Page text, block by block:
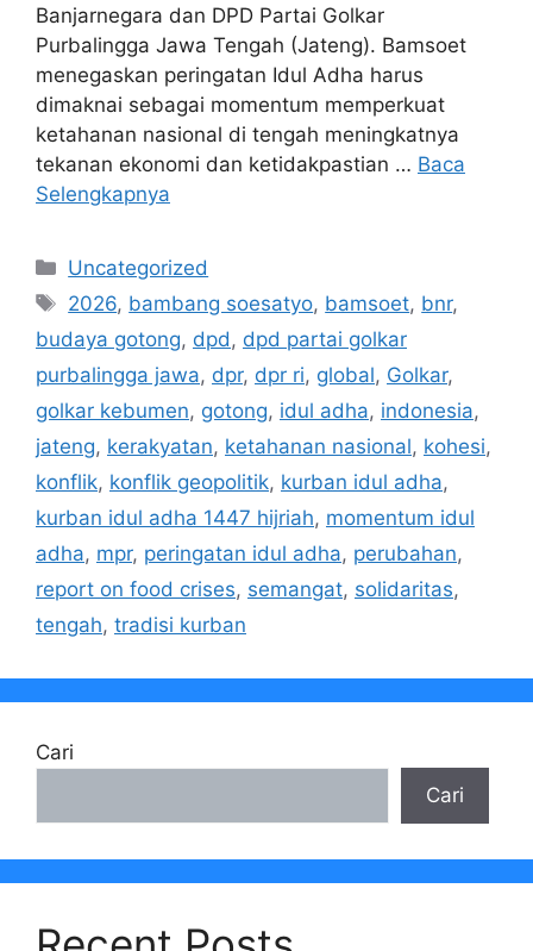
Banjarnegara dan DPD Partai Golkar
Purbalingga Jawa Tengah (Jateng). Bamsoet
menegaskan peringatan Idul Adha harus
dimaknai sebagai momentum memperkuat
ketahanan nasional di tengah meningkatnya
tekanan ekonomi dan ketidakpastian … Baca
Selengkapnya
Kategori
Uncategorized
Tag
2026, bambang soesatyo, bamsoet, bnr,
budaya gotong, dpd, dpd partai golkar
purbalingga jawa, dpr, dpr ri, global, Golkar,
golkar kebumen, gotong, idul adha, indonesia,
jateng, kerakyatan, ketahanan nasional, kohesi,
konflik, konflik geopolitik, kurban idul adha,
kurban idul adha 1447 hijriah, momentum idul
adha, mpr, peringatan idul adha, perubahan,
report on food crises, semangat, solidaritas,
tengah, tradisi kurban
Cari
Cari